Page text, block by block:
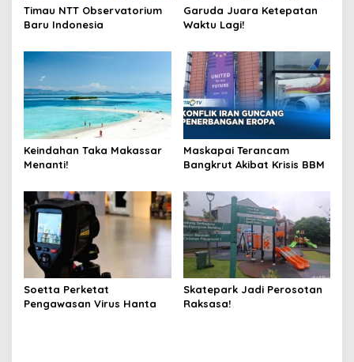
Timau NTT Observatorium
Baru Indonesia
Garuda Juara Ketepatan
Waktu Lagi!
Keindahan Taka Makassar
Menanti!
Maskapai Terancam
Bangkrut Akibat Krisis BBM
Soetta Perketat
Pengawasan Virus Hanta
Skatepark Jadi Perosotan
Raksasa!